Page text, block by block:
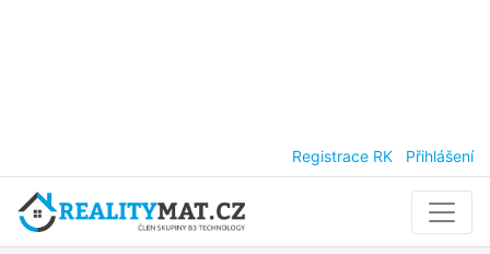
Registrace RK Přihlášení